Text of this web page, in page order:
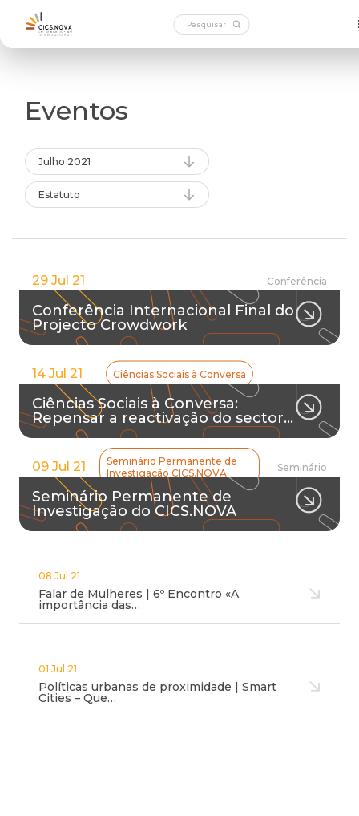
Eventos
Julho 2021
Estatuto
29 Jul 21 Conferência
Conferência Internacional Final do
Projecto Crowdwork
14 Jul 21 Ciências Sociais à Conversa
Ciências Sociais à Conversa:
Repensar a reactivação do sector…
09 Jul 21
Seminário Permanente de
Investigação CICS.NOVA
Seminário
Seminário Permanente de
Investigação do CICS.NOVA
08 Jul 21
Falar de Mulheres | 6º Encontro «A
importância das…
01 Jul 21
Políticas urbanas de proximidade | Smart
Cities – Que…